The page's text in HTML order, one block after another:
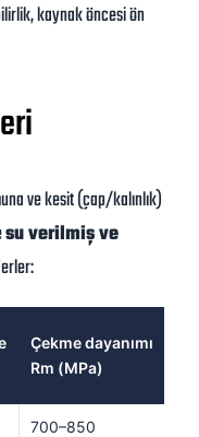
kaynak öncesi ön
ve kesit (çap/kalınlık)
su verilmiş ve
Çekme dayanımı
Rm (MPa)
700–850